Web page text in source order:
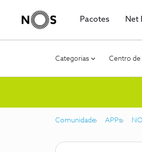
Pacotes Net
Categorias Centro de
Comunidade APPs